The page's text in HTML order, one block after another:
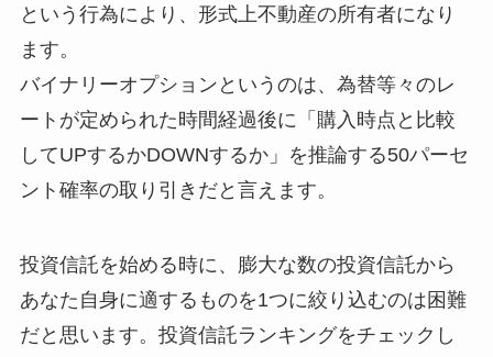
という行為により、形式上不動産の所有者になり
ます。
バイナリーオプションというのは、為替等々のレ
ートが定められた時間経過後に「購入時点と比較
してUPするかDOWNするか」を推論する50パーセ
ント確率の取り引きだと言えます。
投資信託を始める時に、膨大な数の投資信託から
あなた自身に適するものを1つに絞り込むのは困難
だと思います。投資信託ランキングをチェックし